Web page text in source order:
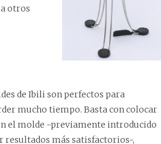
otros
de Ibilison perfectos para
mucho tiempo. Basta con colocar
el molde -previamente introducido
resultados más satisfactorios-,